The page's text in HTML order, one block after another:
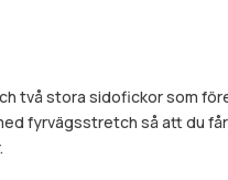
två stora sidofickor som
fyrvägsstretch så att du